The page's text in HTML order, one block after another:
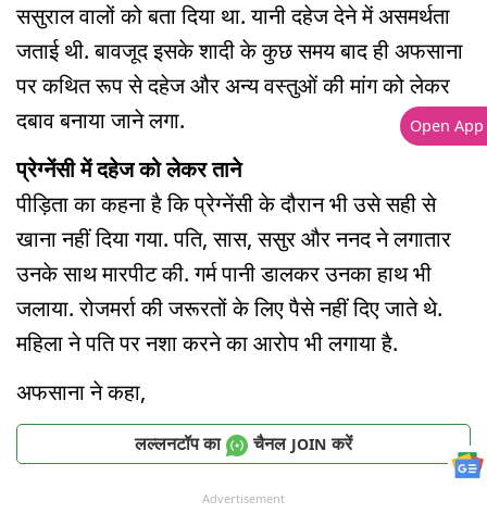
ससुराल वालों को बता दिया था. यानी दहेज देने में असमर्थता
जताई थी. बावजूद इसके शादी के कुछ समय बाद ही अफसाना
पर कथित रूप से दहेज और अन्य वस्तुओं की मांग को लेकर
दबाव बनाया जाने लगा.
प्रेग्नेंसी में दहेज को लेकर ताने
पीड़िता का कहना है कि प्रेग्नेंसी के दौरान भी उसे सही से
खाना नहीं दिया गया. पति, सास, ससुर और ननद ने लगातार
उनके साथ मारपीट की. गर्म पानी डालकर उनका हाथ भी
जलाया. रोजमर्रा की जरूरतों के लिए पैसे नहीं दिए जाते थे.
महिला ने पति पर नशा करने का आरोप भी लगाया है.
अफसाना ने कहा,
लल्लनटॉप का चैनल JOIN करें
Advertisement
Open App